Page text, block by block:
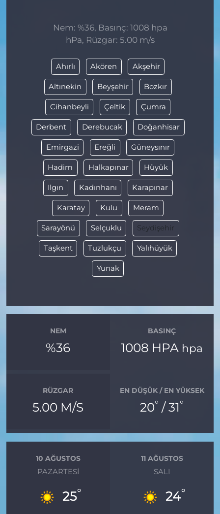
Nem: %36, Basınç: 1008 hpa
hPa, Rüzgar: 5.00 m/s
Ahırlı Akören Akşehir
Altınekin Beyşehir Bozkır
Cihanbeyli Çeltik Çumra
Derbent Derebucak Doğanhisar
Emirgazi Ereğli Güneysınır
Hadim Halkapınar Hüyük
Ilgın Kadınhanı Karapınar
Karatay Kulu Meram
Sarayönü Selçuklu Seydişehir
Taşkent Tuzlukçu Yalıhüyük
Yunak
NEM
%36
BASINÇ
1008 HPA hpa
RÜZGAR
5.00 M/S
EN DÜŞÜK / EN YÜKSEK
20° / 31°
10 AĞUSTOS
PAZARTESI
25°
11 AĞUSTOS
SALI
24°